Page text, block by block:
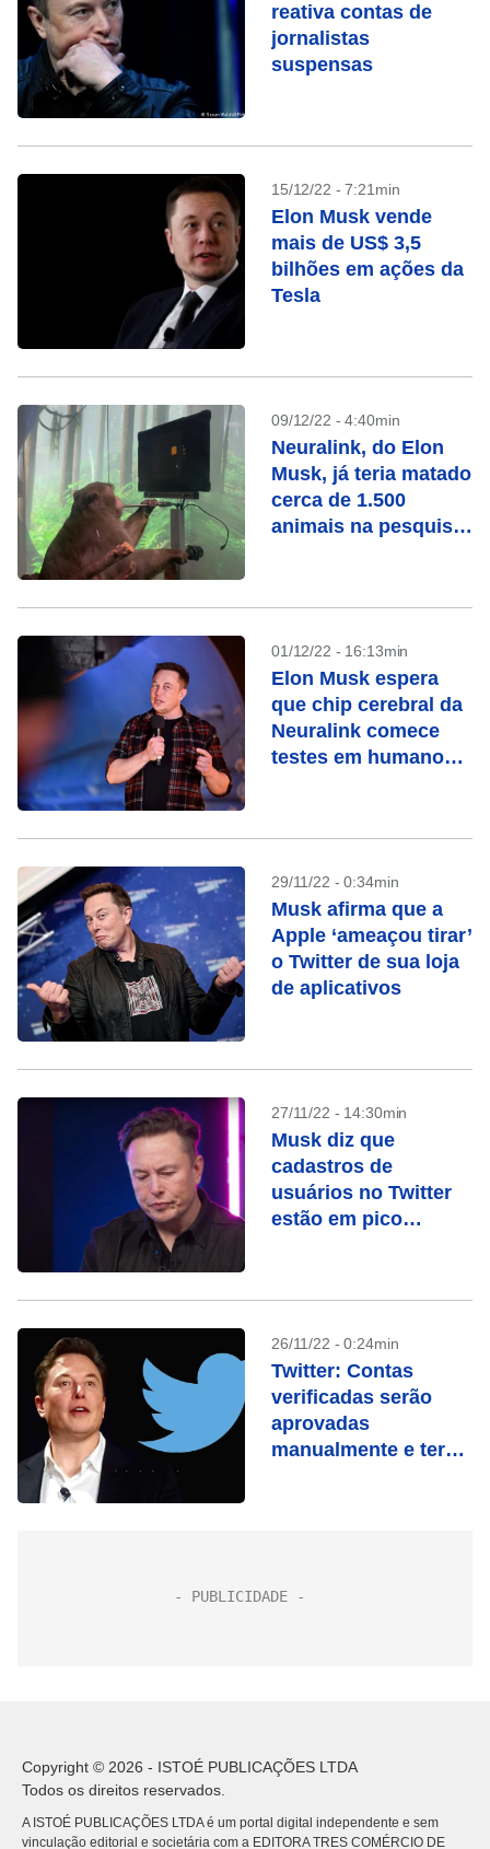
reativa contas de
jornalistas
suspensas
15/12/22 - 7:21min
Elon Musk vende
mais de US$ 3,5
bilhões em ações da
Tesla
09/12/22 - 4:40min
Neuralink, do Elon
Musk, já teria matado
cerca de 1.500
animais na pesquisa
01/12/22 - 16:13min
Elon Musk espera
que chip cerebral da
Neuralink comece
testes em humanos
29/11/22 - 0:34min
Musk afirma que a
Apple ‘ameaçou tirar’
o Twitter de sua loja
de aplicativos
27/11/22 - 14:30min
Musk diz que
cadastros de
usuários no Twitter
estão em pico
para tudo”
26/11/22 - 0:24min
Twitter: Contas
verificadas serão
aprovadas
manualmente e terão
Copyright © 2026 - ISTOÉ PUBLICAÇÕES LTDA
Todos os direitos reservados.
A ISTOÉ PUBLICAÇÕES LTDA é um portal digital independente e sem
vinculação editorial e societária com a EDITORA TRES COMÉRCIO DE